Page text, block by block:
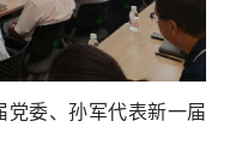
党委、孙军代表新一届